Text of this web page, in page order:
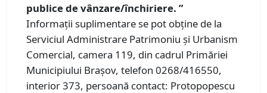
publice de vânzare/închiriere. ”
Informaţii suplimentare se pot obţine de la
Serviciul Administrare Patrimoniu şi Urbanism
Comercial, camera 119, din cadrul Primăriei
Municipiului Braşov, telefon 0268/416550,
interior 373, persoană contact: Protopopescu